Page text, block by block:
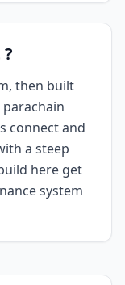
then built
connect and
a steep
here get
system